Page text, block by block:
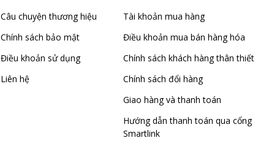
Câu chuyện thương hiệu
Chính sách bảo mật
Điều khoản sử dụng
Liên hệ
Tài khoản mua hàng
Điều khoản mua bán hàng hóa
Chính sách khách hàng thân thiết
Chính sách đổi hàng
Giao hàng và thanh toán
Hướng dẫn thanh toán qua cổng
Smartlink